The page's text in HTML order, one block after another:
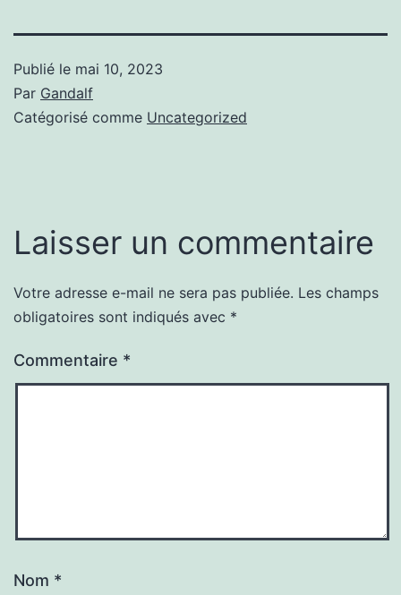
Publié le mai 10, 2023
Par Gandalf
Catégorisé comme Uncategorized
Laisser un commentaire
Votre adresse e-mail ne sera pas publiée. Les champs
obligatoires sont indiqués avec *
Commentaire *
Nom *